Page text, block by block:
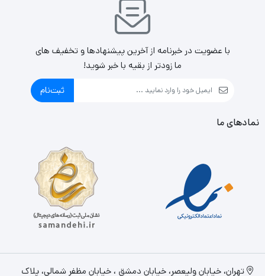
روی حافظه RAM سیستم خود ندارید و هیچ‌گاه از نظر حافظه
کم نمی‌آورید.از نکات مهندسی شده در این کارت‌گرافیک برای بُعد
خنک‌کنندگی است که با استفاده از هیت‌سینک و فن انجام
دو فن کناری در جهت پادساعت برای خروج هوای گرم و حرارت و
فن وسطی در جهت عقربه‌های ساعت برای مکش هوای خنک از
بیرون به درون کارت گرافیک است. این طراحی می‌تواند برای
با عضویت در خبرنامه از آخرین پیشنهادها و تخفیف های
ما زودتر از بقیه با خبر شوید!
ثبت‌نام
نمادهای ما
تهران، خيابان وليعصر، خیابان دمشق ، خیابان مظفر شمالی، پلاک